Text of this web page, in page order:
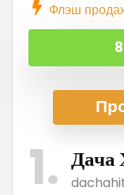
Флэш
1 Дача